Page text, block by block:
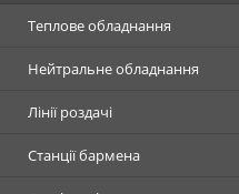
Теплове обладнання
Котли харчоварильні
Котел харчоварильний
Плити промислові
Плити стандарт
Сковороди промислові
Нейтральне обладнання
Столи, Стіл-ванни, Стіл-тумби
Столи виробничі
Стелажі виробничі
Лінії роздачі
Вітрини холодильні
Станції бармена